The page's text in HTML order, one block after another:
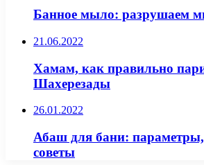
Банное мыло: разрушаем
21.06.2022
Хамам, как правильно
Шахерезады
26.01.2022
Абаш для бани:
советы